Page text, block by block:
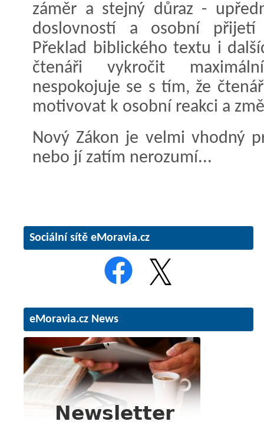
záměr a stejný důraz -
doslovností a osobní přijetí
Překlad biblického textu i
čtenáři vykročit
nespokojuje se s tím, že
motivovat k osobní reakci a
Nový Zákon je velmi vhodný
nebo jí zatím nerozumí...
Sociální sítě eMoravia.cz
eMoravia.cz News